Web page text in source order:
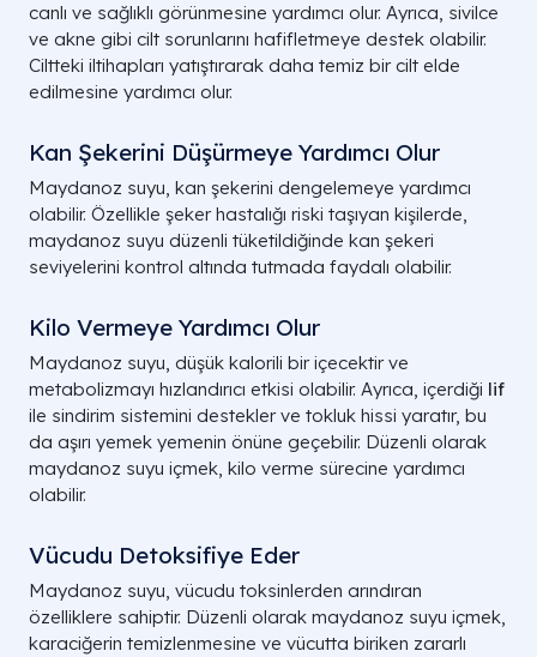
canlı ve sağlıklı görünmesine yardımcı olur. Ayrıca, sivilce
ve akne gibi cilt sorunlarını hafifletmeye destek olabilir.
Ciltteki iltihapları yatıştırarak daha temiz bir cilt elde
edilmesine yardımcı olur.
Kan Şekerini Düşürmeye Yardımcı Olur
Maydanoz suyu, kan şekerini dengelemeye yardımcı
olabilir. Özellikle şeker hastalığı riski taşıyan kişilerde,
maydanoz suyu düzenli tüketildiğinde kan şekeri
seviyelerini kontrol altında tutmada faydalı olabilir.
Kilo Vermeye Yardımcı Olur
Maydanoz suyu, düşük kalorili bir içecektir ve
metabolizmayı hızlandırıcı etkisi olabilir. Ayrıca, içerdiği lif
ile sindirim sistemini destekler ve tokluk hissi yaratır, bu
da aşırı yemek yemenin önüne geçebilir. Düzenli olarak
maydanoz suyu içmek, kilo verme sürecine yardımcı
olabilir.
Vücudu Detoksifiye Eder
Maydanoz suyu, vücudu toksinlerden arındıran
özelliklere sahiptir. Düzenli olarak maydanoz suyu içmek,
karaciğerin temizlenmesine ve vücutta biriken zararlı